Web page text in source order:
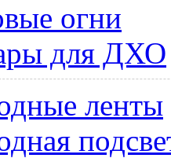
огни
для ДХО
ленты